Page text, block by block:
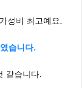
가성비 최고예요.
습니다.
같습니다.